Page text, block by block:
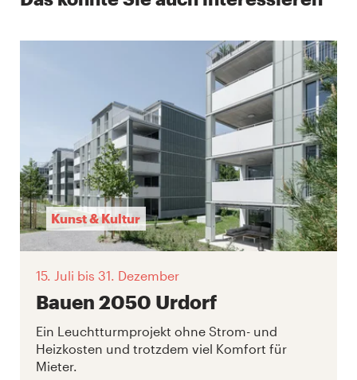
Kunst & Kultur
15. Juli bis 31. Dezember
Bauen 2050 Urdorf
Ein Leuchtturmprojekt ohne Strom- und
Heizkosten und trotzdem viel Komfort für
Mieter.